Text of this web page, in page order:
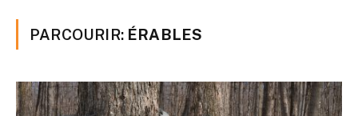
PARCOURIR: ÉRABLES